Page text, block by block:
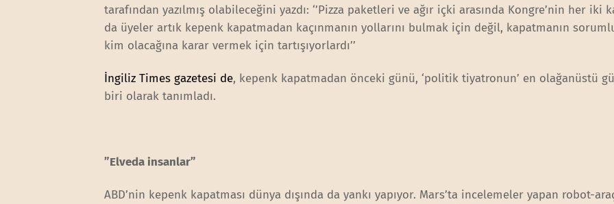
tarafından yazılmış olabileceğini yazdı: ‘’Pizza paketleri ve ağır içki arasında Kongre’nin her iki
da üyeler artık kepenk kapatmadan kaçınmanın yollarını bulmak için değil, kapatmanın
kim olacağına karar vermek için tartışıyorlardı’’
İngiliz Times gazetesi de, kepenk kapatmadan önceki günü, ‘politik tiyatronun’ en olağanüstü
biri olarak tanımladı.
”Elveda insanlar”
ABD’nin kepenk kapatması dünya dışında da yankı yapıyor. Mars’ta incelemeler yapan robot-